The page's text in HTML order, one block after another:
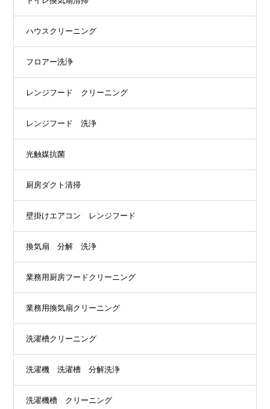
ハウスクリーニング
フロアー洗浄
レンジフード クリーニング
レンジフード 洗浄
光触媒抗菌
厨房ダクト清掃
壁掛けエアコン レンジフード
換気扇 分解 洗浄
業務用厨房フードクリーニング
業務用換気扇クリーニング
洗濯槽クリーニング
洗濯機 洗濯槽 分解洗浄
洗濯機槽 クリーニング